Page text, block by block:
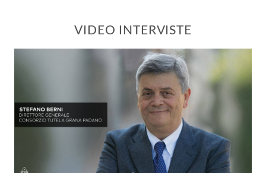
VIDEO INTERVISTE